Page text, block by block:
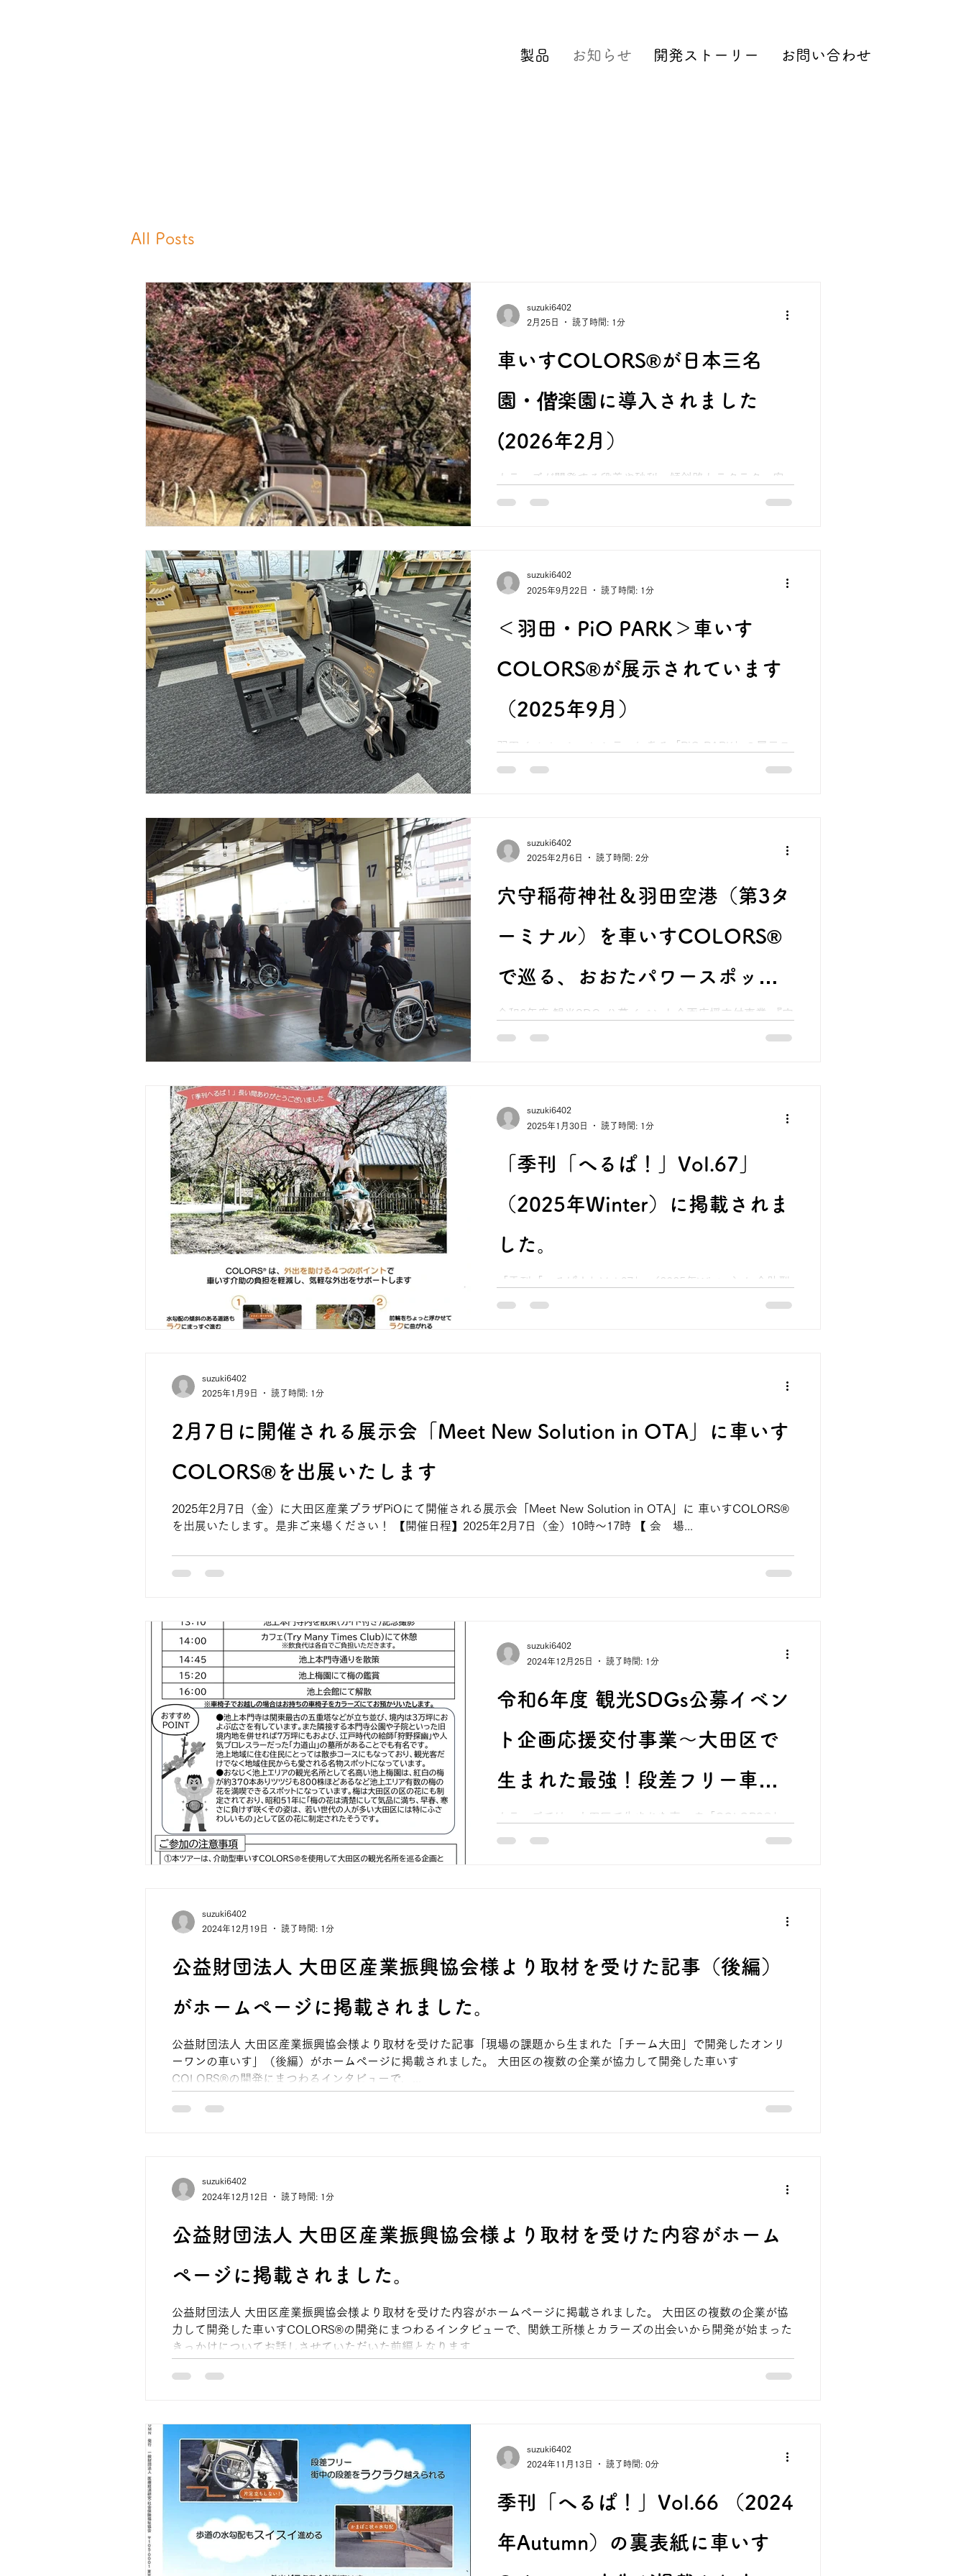
製品 お知らせ 開発ストーリー お問い合わせ
All Posts
車いすCOLORS®が日本三名
園・偕楽園に導入されました
(2026年2月）
カラーズが開発する段差や砂利、傾斜路もラクラク・安
に富んだ地形や砂利道により従来の車いすでは通行に苦
ことで、足腰に不安のある方や車いす利用者の方々に
「COLORS®」の特長 1.優れた走破性： 特許技術により
楽に走行いただけます。 2.直感的な操作性：直感的かつ
簡単な操作方法により初めての方でも安心して操作可能
ないカラーリングとフレームデザインを採用していま
す。 ■ 導入概要 •導入開始日： 2026年2月20日（金）よ
suzuki6402
2月25日
読了時間: 1分
＜羽田・PiO PARK＞車いす
COLORS®が展示されています
（2025年9月）
羽田イノベーションシティにある「PiO PARK」の展示ス
suzuki6402
2025年9月22日
読了時間: 1分
穴守稲荷神社＆羽田空港（第3タ
ーミナル）を車いすCOLORS®
で巡る、おおたパワースポット
発見！開運ツアーを開催しまし
令和6年度 観光SDGs公募イベント企画応援交付事業 『穴
suzuki6402
2025年2月6日
読了時間: 2分
「季刊「へるぱ！」Vol.67」
（2025年Winter）に掲載されま
した。
「季刊「へるぱ！」Vol.67」 （2025年Winter）に介助型
suzuki6402
2025年1月30日
読了時間: 1分
2月7日に開催される展示会「Meet New Solution in OTA」に車いす
COLORS®を出展いたします
2025年2月7日（金）に大田区産業プラザPiOにて開催される展示会「Meet New Solution in OTA」に 車いすCOLORS®
を出展いたします。是非ご来場ください！ 【開催日程】2025年2月7日（金）10時～17時 【 会 場...
suzuki6402
2025年1月9日
読了時間: 1分
令和6年度 観光SDGs公募イベン
ト企画応援交付事業～大田区で
生まれた最強！段差フリー車い
すで巡る～『車いすCOLORS®
カラーズでは、大田区で生まれた車いす「COLORS®」
suzuki6402
2024年12月25日
読了時間: 1分
公益財団法人 大田区産業振興協会様より取材を受けた記事（後編）
がホームページに掲載されました。
公益財団法人 大田区産業振興協会様より取材を受けた記事「現場の課題から生まれた「チーム大田」で開発したオンリ
ーワンの車いす」（後編）がホームページに掲載されました。 大田区の複数の企業が協力して開発した車いす
COLORS®の開発にまつわるインタビューで、...
suzuki6402
2024年12月19日
読了時間: 1分
公益財団法人 大田区産業振興協会様より取材を受けた内容がホーム
ページに掲載されました。
公益財団法人 大田区産業振興協会様より取材を受けた内容がホームページに掲載されました。 大田区の複数の企業が協
力して開発した車いすCOLORS®の開発にまつわるインタビューで、関鉄工所様とカラーズの出会いから開発が始まった
きっかけについてお話しさせていただいた前編となります...
suzuki6402
2024年12月12日
読了時間: 1分
季刊「へるぱ！」Vol.66 （2024
年Autumn）の裏表紙に車いす
suzuki6402
2024年11月13日
読了時間: 0分